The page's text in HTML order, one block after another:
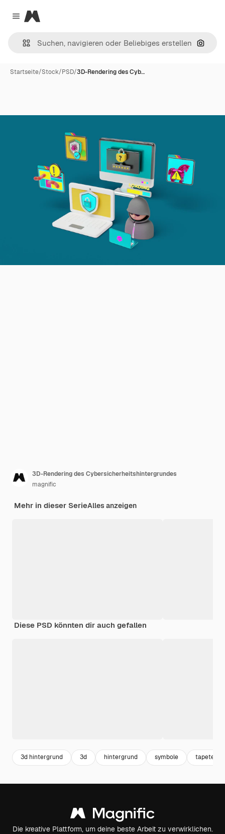
Close menu
Magnific
Nach
Startseite/Stock/PSD/3D-Rendering des Cyb…
3D-Rendering des Cybersicherheitshintergrundes
magnific
Mehr in dieser SerieAlles anzeigen
Diese PSD könnten dir auch gefallen
3d hintergrund 3d hintergrund symbole tapete
Die kreative Plattform, um deine beste Arbeit zu verwirklichen.